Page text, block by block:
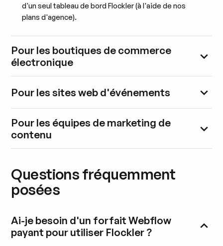
d'un seul tableau de bord Flockler (à l'aide de nos
plans d'agence).
Pour les boutiques de commerce
électronique
Pour les sites web d'événements
Pour les équipes de marketing de
contenu
Questions fréquemment
posées
Ai-je besoin d'un forfait Webflow
payant pour utiliser Flockler ?